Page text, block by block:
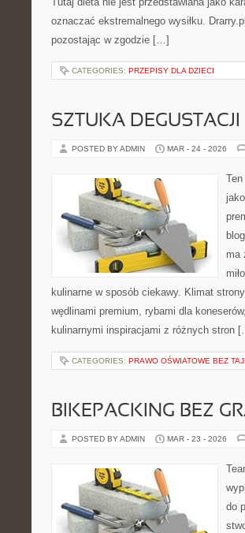
oznaczać ekstremalnego wysiłku.
pozostając w zgodzie […]
CATEGORIES: PRZEPISY DLA DZIECI
SZTUKA DEGUSTACJI
POSTED BY ADMIN MAR - 24 - 2026
ma
kulinarne w sposób ciekawy. Klimat
wędlinami premium, rybami dla
kulinarnymi inspiracjami z różnych stron
CATEGORIES: PRAWO OŚWIATOWE BEZ
BIKEPACKING BEZ
POSTED BY ADMIN MAR - 23 - 2026
do